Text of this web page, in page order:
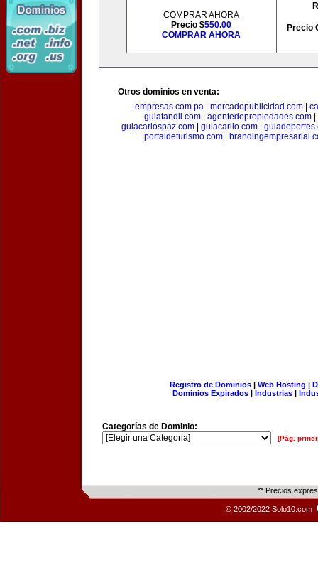
COMPRAR AHORA
Precio $550.00
COMPRAR AHORA
Precio
Otros dominios en venta:
empresas.com.pa
mercadopublicidad.com
guiatandil.com| agentedepropiedades.com|
guiacarlospaz.com
guiacarilo.com
portaldeturismo.com
Registro de Dominios| Web Hosting |
Dominios Expirados | Industrias |
Categorías de Dominio:
[Pág.
** Precios
© 2002/2022 Solo10.com